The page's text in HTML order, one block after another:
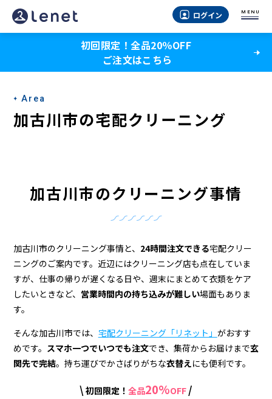
加
古
市
の
ク
店
＆
宅
配
ク
リ
ログイン MENU
初回限定！全品20％OFF
ご注文はこちら
Area
加古川市の宅配クリーニング
加古川市のクリーニング事情
加古川市のクリーニング事情と、 24時間注文できる宅配クリー
ニングのご案内です。近辺にはクリーニング店も点在していま
すが、仕事の帰りが遅くなる日や、週末にまとめて衣類をケア
したいときなど、 営業時間内の持ち込みが難しい場面もありま
す。
そんな加古川市では、 宅配クリーニング「リネット」 がおすす
めです。 スマホ一つでいつでも注文でき、集荷からお届けまで玄
関先で完結。持ち運びでかさばりがちな衣替えにも便利です。
\ 初回限定！ 全品20%OFF /